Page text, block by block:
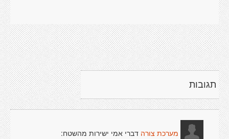
תגובות
מערכת צורה דברי אמי ישירות מהשטח: